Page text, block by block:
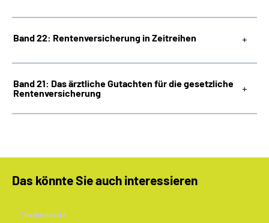
Band 22: Rentenversicherung in Zeitreihen
Band 21: Das ärztliche Gutachten für die gesetzliche
Rentenversicherung
Das könnte Sie auch interessieren
Themenseite